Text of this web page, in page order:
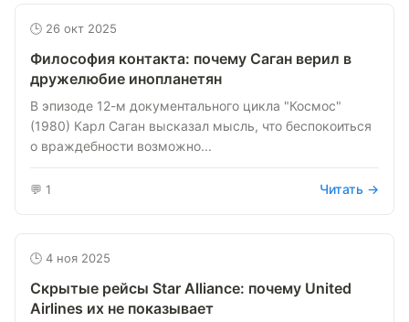
🕒 26 окт 2025
Философия контакта: почему Саган верил в
дружелюбие инопланетян
В эпизоде 12-м документального цикла "Космос"
(1980) Карл Саган высказал мысль, что беспокоиться
о враждебности возможно...
💬 1 Читать →
🕒 4 ноя 2025
Скрытые рейсы Star Alliance: почему United
Airlines их не показывает